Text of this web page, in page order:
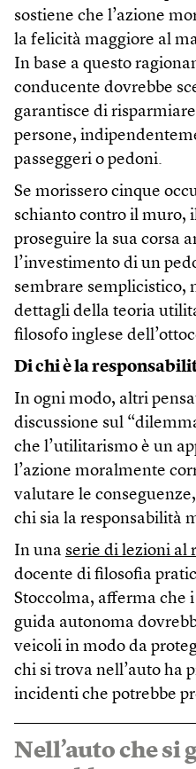
sostiene che l’azione
la felicità maggiore al
In base a questo
conducente dovrebbe
garantisce di
persone,
passeggeri o pedoni.
Se morissero cinque
schianto contro il muro,
proseguire la sua corsa
l’investimento di un
sembrare semplicistico,
dettagli della teoria
filosofo inglese
Di chi è la
In ogni modo, altri
discussione sul
che l’utilitarismo è un
l’azione moralmente
valutare le
chi sia la responsabilità
In una serie di lezioni al
docente di filosofia
Stoccolma, afferma che
guida autonoma
veicoli in modo da
chi si trova nell’auto ha
incidenti che potrebbe
Nell’auto che si